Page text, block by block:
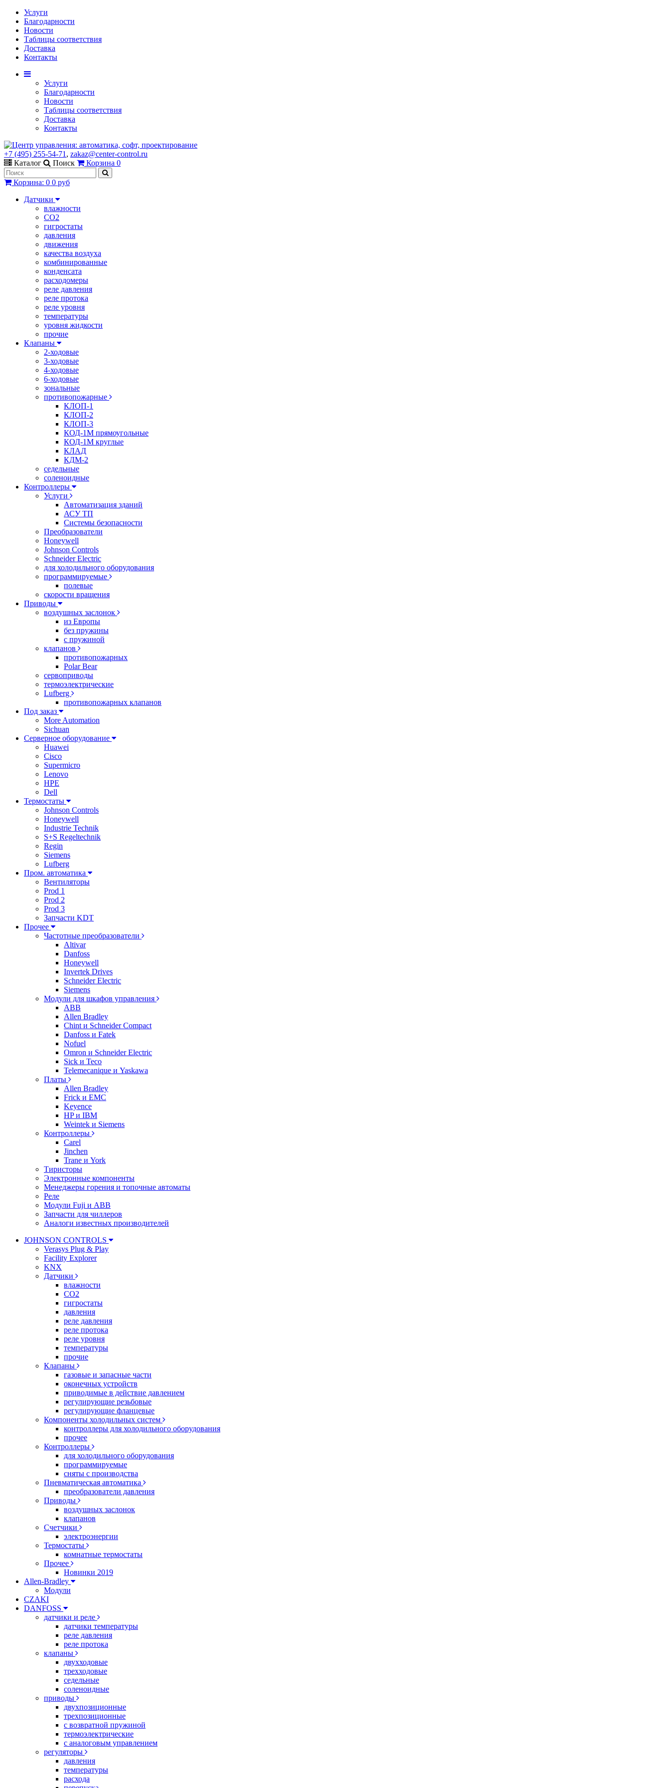
Услуги
Благодарности
Новости
Таблицы соответствия
Доставка
Контакты
Услуги
Благодарности
Новости
Таблицы соответствия
Доставка
Контакты
+7 (495) 255-54-71 , zakaz@center-control.ru
Каталог
Поиск Корзина 0
Корзина: 0 0 руб
Датчики
влажности
CO2
гигростаты
давления
движения
качества воздуха
комбинированные
конденсата
расходомеры
реле давления
реле протока
реле уровня
температуры
уровня жидкости
прочие
Клапаны
2-ходовые
3-ходовые
4-ходовые
6-ходовые
зональные
противопожарные
КЛОП-1
КЛОП-2
КЛОП-3
КОД-1М прямоугольные
КОД-1М круглые
КЛАД
КДМ-2
седельные
соленоидные
Контроллеры
Услуги
Автоматизация зданий
АСУ ТП
Системы безопасности
Преобразователи
Honeywell
Johnson Controls
Schneider Electric
для холодильного оборудования
программируемые
полевые
скорости вращения
Приводы
воздушных заслонок
из Европы
без пружины
с пружиной
клапанов
противопожарных
Polar Bear
сервоприводы
термоэлектрические
Lufberg
противопожарных клапанов
Под заказ
More Automation
Sichuan
Серверное оборудование
Huawei
Cisco
Supermicro
Lenovo
HPE
Dell
Термостаты
Johnson Controls
Honeywell
Industrie Technik
S+S Regeltechnik
Regin
Siemens
Lufberg
Пром. автоматика
Вентиляторы
Prod 1
Prod 2
Prod 3
Запчасти KDT
Прочее
Частотные преобразователи
Altivar
Danfoss
Honeywell
Invertek Drives
Schneider Electric
Siemens
Модули для шкафов управления
ABB
Allen Bradley
Chint и Schneider Compact
Danfoss и Fatek
Nofuel
Omron и Schneider Electric
Sick и Teco
Telemecanique и Yaskawa
Платы
Allen Bradley
Frick и EMC
Keyence
HP и IBM
Weintek и Siemens
Контроллеры
Carel
Jinchen
Trane и York
Тиристоры
Электронные компоненты
Менеджеры горения и топочные автоматы
Реле
Модули Fuji и ABB
Запчасти для чиллеров
Аналоги известных производителей
JOHNSON CONTROLS
Verasys Plug & Play
Facility Explorer
KNX
Датчики
влажности
CO2
гигростаты
давления
реле давления
реле протока
реле уровня
температуры
прочие
Клапаны
газовые и запасные части
оконечных устройств
приводимые в действие давлением
регулирующие резьбовые
регулирующие фланцевые
Компоненты холодильных систем
контроллеры для холодильного оборудования
прочее
Контроллеры
для холодильного оборудования
программируемые
сняты с производства
Пневматическая автоматика
преобразователи давления
Приводы
воздушных заслонок
клапанов
Счетчики
электроэнергии
Термостаты
комнатные термостаты
Прочее
Новинки 2019
Allen-Bradley
Модули
CZAKI
DANFOSS
датчики и реле
датчики температуры
реле давления
реле протока
клапаны
двухходовые
трехходовые
седельные
соленоидные
приводы
двухпозиционные
трехпозиционные
с возвратной пружиной
термоэлектрические
с аналоговым управлением
регуляторы
давления
температуры
расхода